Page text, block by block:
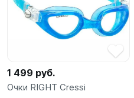
1 499 руб.
Очки RIGHT Cressi